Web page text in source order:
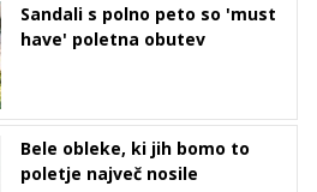
Sandali s polno peto so 'must
have' poletna obutev
Bele obleke, ki jih bomo to
poletje največ nosile